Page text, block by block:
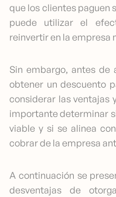
que los clientes paguen
puede utilizar el
reinvertir en la empresa
Sin embargo, antes de
obtener un descuento
considerar las ventajas
importante determinar
viable y si se alinea
cobrar de la empresa
A continuación se
desventajas de